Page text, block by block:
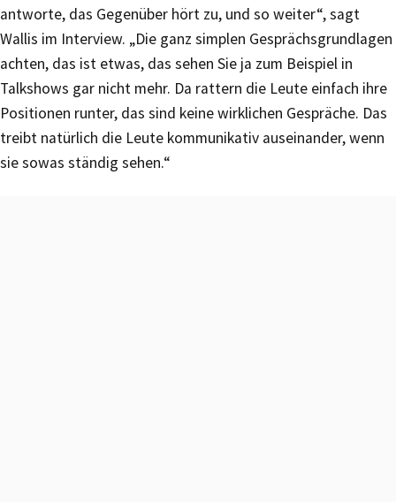
antworte, das Gegenüber hört zu, und so weiter“, sagt
Wallis im Interview. „Die ganz simplen Gesprächsgrundlagen
achten, das ist etwas, das sehen Sie ja zum Beispiel in
Talkshows gar nicht mehr. Da rattern die Leute einfach ihre
Positionen runter, das sind keine wirklichen Gespräche. Das
treibt natürlich die Leute kommunikativ auseinander, wenn
sie sowas ständig sehen.“